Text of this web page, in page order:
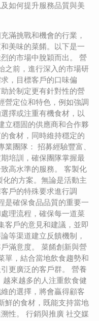
如何提升服務品質與美
滿挑戰和機會的行業，
美味的菜餚。以下是一
的市場中脫穎而出。 營
之前，進行深入的市場研
，目標客戶的口味偏
於制定更有針對性的營
營定位和特色，例如強調
擇或注重有機食材，以
立穩固的供應商和合作夥
食材，同時維持穩定的
團隊： 招募經驗豐富、
培訓，確保團隊掌握最
高水準的服務。 客製化
的方案。無論是活動主
戶的特殊要求進行調
是確保食品品質的重要一
理流程，確保每一道菜
客戶的意見和建議，並即
等渠道建立反饋機制，
滿意度。 菜餚創新與營
單，結合當地飲食趨勢和
更廣泛的客戶群。 營養
來越多的人注重飲食健
的選擇，將會贏得顧客
鮮的食材，既能支持當地
性。 行銷與推廣 社交媒